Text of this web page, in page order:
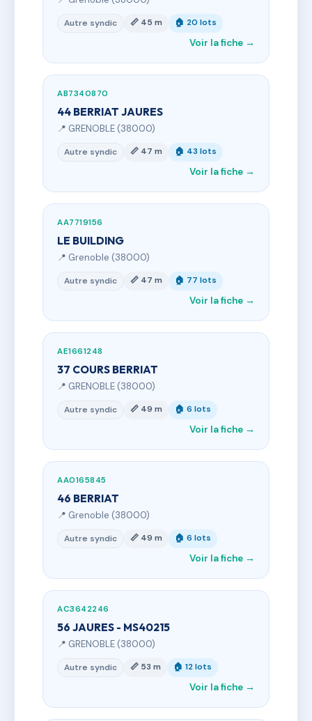
Autre syndic 📏 45 m 🏠 20 lots
Voir la fiche →
AB7340870
44 BERRIAT JAURES
📍 GRENOBLE (38000)
Autre syndic 📏 47 m 🏠 43 lots
Voir la fiche →
AA7719156
LE BUILDING
📍 Grenoble (38000)
Autre syndic 📏 47 m 🏠 77 lots
Voir la fiche →
AE1661248
37 COURS BERRIAT
📍 GRENOBLE (38000)
Autre syndic 📏 49 m 🏠 6 lots
Voir la fiche →
AA0165845
46 BERRIAT
📍 Grenoble (38000)
Autre syndic 📏 49 m 🏠 6 lots
Voir la fiche →
AC3642246
56 JAURES - MS40215
📍 GRENOBLE (38000)
Autre syndic 📏 53 m 🏠 12 lots
Voir la fiche →